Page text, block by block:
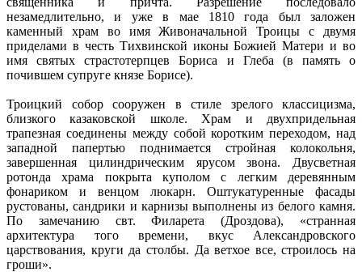
незамедлительно, и уже в мае 1810 года был заложен
каменный храм во имя Живоначальной Троицы с двумя
приделами в честь Тихвинской иконы Божией Матери и во
имя святых страстотерпцев Бориса и Глеба (в память о
почившем супруге князе Борисе).
Троицкий собор сооружен в стиле зрелого классицизма,
близкого казаковской школе. Храм и двухпридельная
трапезная соединены между собой коротким переходом, над
западной папертью поднимается стройная колокольня,
завершенная цилиндрическим ярусом звона. Двусветная
ротонда храма покрыта куполом с легким деревянным
фонариком и венцом люкарн. Оштукатуренные фасады
рустованы, сандрики и карнизы выполнены из белого камня.
По замечанию свт. Филарета (Дроздова), «странная
архитектура того времени, вкус Александровского
царствования, круги да столбы. Да ветхое все, строилось на
гроши».